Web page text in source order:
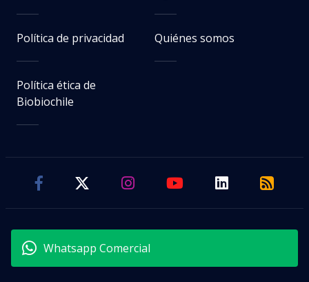
Política de privacidad Quiénes somos
Política ética de
Biobiochile
Whatsapp Comercial